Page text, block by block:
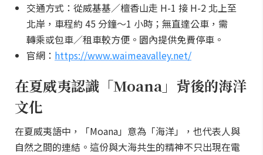
交通方式：從威基基／檀香山走 H-1 接 H-2 北上至
北岸，車程約 45 分鐘～1 小時；無直達公車，需
轉乘或包車／租車較方便。園內提供免費停車。
官網： https://www.waimeavalley.net/
在夏威夷認識「Moana」背後的海洋
文化
在夏威夷語中，「Moana」意為「海洋」，也代表人與
自然之間的連結。這份與大海共生的精神不只出現在電